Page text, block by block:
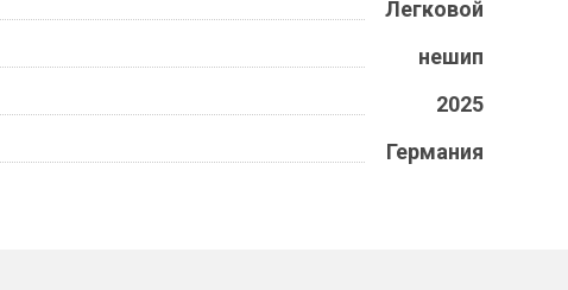
Легковой
нешип
2025
Германия